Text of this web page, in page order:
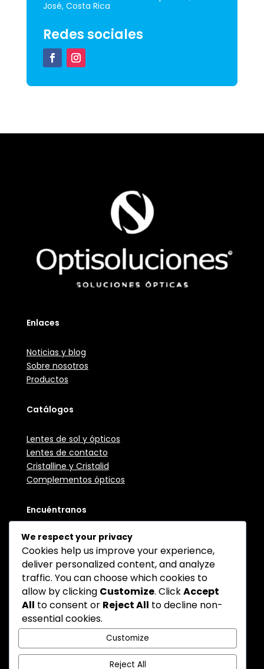
José, Costa Rica
Redes sociales
Enlaces
Noticias y blog
Sobre nosotros
Productos
Catálogos
Lentes de sol y ópticos
Lentes de contacto
Cristalline y Cristalid
Complementos ópticos
Encuéntranos
+(506) 4070-0321
Edificio EDICOL, 150 metros oeste de la Contraloría
General de la República, San José, Costa Rica.
info@optisolucionesmba.com
Síguenos en redes sociales
We respect your privacy
Cookies help us improve your experience,
deliver personalized content, and analyze
traffic. You can choose which cookies to
allow by clicking Customize. ClickAccept
All to consent or Reject All to decline non-
essential cookies.
Customize
Reject All